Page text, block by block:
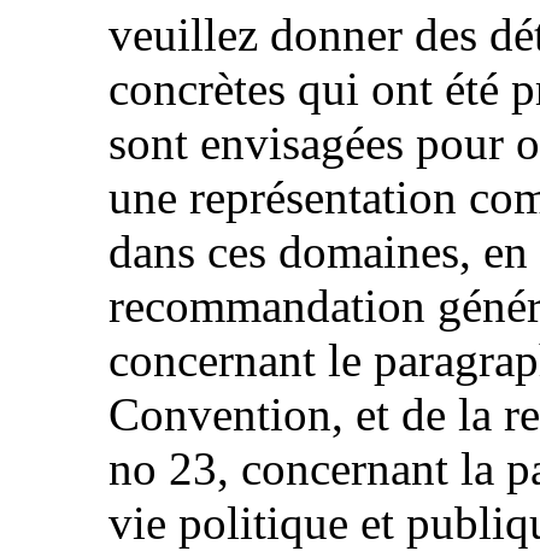
veuillez donner des
concrètes qui ont été
sont envisagées pour
une représentation
dans ces domaines,
recommandation
concernant le
Convention, et de la
no 23, concernant la
vie politique et